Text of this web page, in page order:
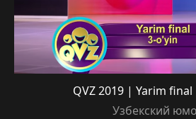
QVZ 2019 | Yarim final
Узбекский